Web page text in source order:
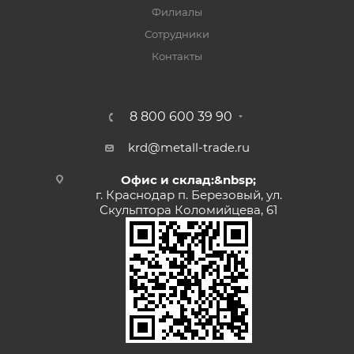
Филиалы
Сотрудники
Контакты
8 800 600 39 90
krd@metall-trade.ru
Офис и склад:&nbsp;
г. Краснодар п. Березовый, ул.
Скульптора Коломийцева, 61